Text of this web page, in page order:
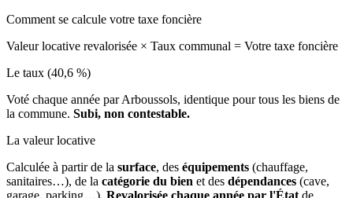
Comment se calcule votre taxe foncière
Valeur locative revalorisée × Taux communal = Votre taxe foncière
Le taux (40,6 %)
Voté chaque année par Arboussols, identique pour tous les biens de
la commune. Subi, non contestable.
La valeur locative
Calculée à partir de la surface, des équipements (chauffage,
sanitaires…), de la catégorie du bien et des dépendances (cave,
garage, parking…). Revalorisée chaque année par l'État de